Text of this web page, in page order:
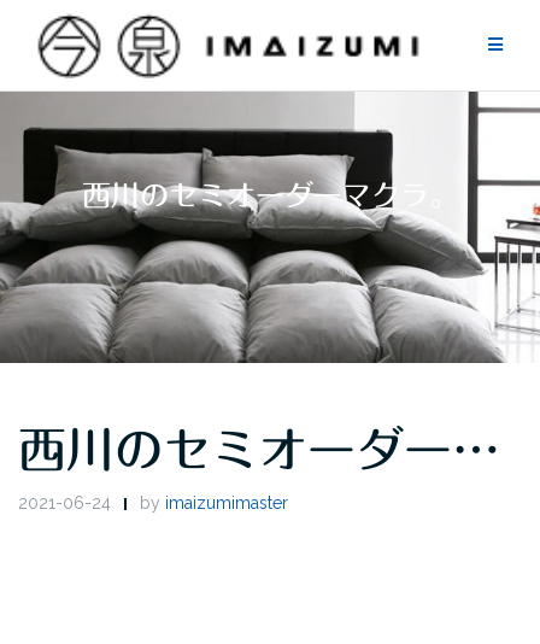
content
西川のセミオーダーマクラ。
西川のセミオーダー…
2021-06-24 by imaizumimaster